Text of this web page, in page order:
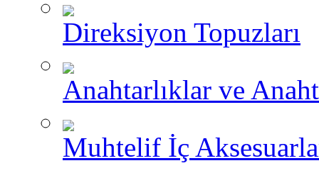
Direksiyon Topuzları
Anahtarlıklar ve
Muhtelif İç